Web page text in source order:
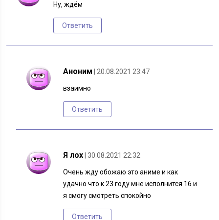
Ну, ждём
Ответить
Аноним | 20.08.2021 23:47
взаимно
Ответить
Я лох | 30.08.2021 22:32
Очень жду обожаю это аниме и как
удачно что к 23 году мне исполнится 16 и
я смогу смотреть спокойно
Ответить